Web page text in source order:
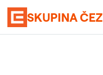
SKUPINA ČEZ